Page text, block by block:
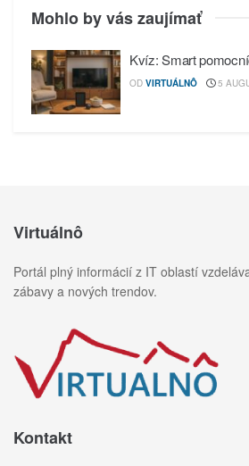
Mohlo by vás zaujímať
Kvíz: Smart
OD VIRTUÁLNÔ 5
Virtuálnô
Portál plný informácií z IT oblastí
zábavy a nových trendov.
Kontakt